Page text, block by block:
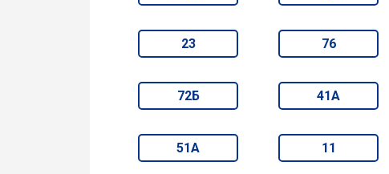
23 76
72Б 41А
51А 11